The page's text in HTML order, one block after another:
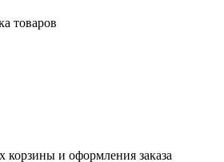
товаров
и оформления заказа